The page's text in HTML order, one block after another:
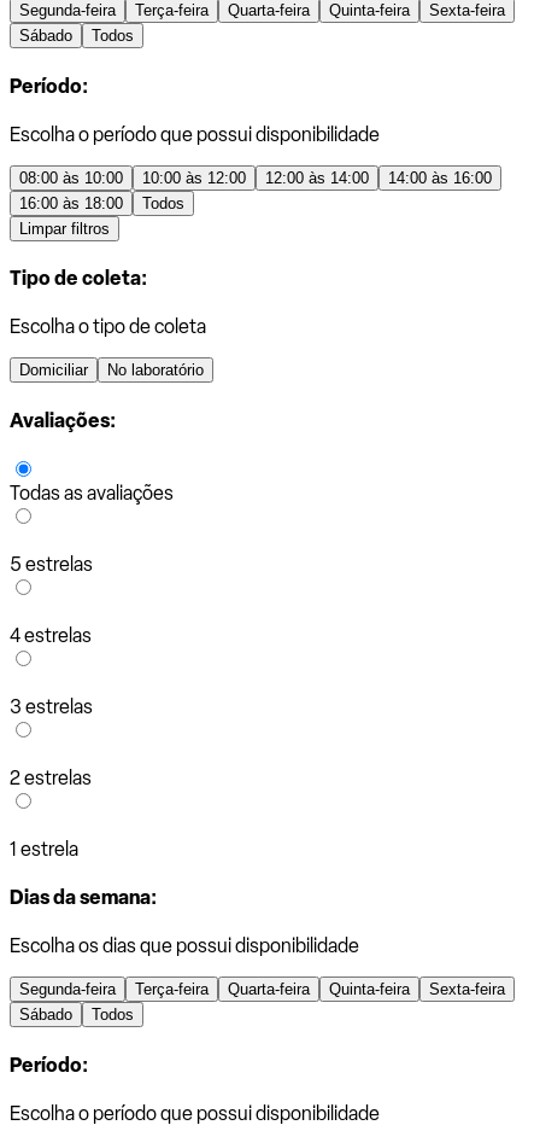
Segunda-feira Terça-feira Quarta-feira Quinta-feira
Sexta-feira
Sábado
Todos
Período:
Escolha o período que possui disponibilidade
08:00 às 10:00 10:00 às 12:00 12:00 às 14:00
14:00 às 16:00
16:00 às 18:00
Todos
Limpar filtros
Tipo de coleta:
Escolha o tipo de coleta
Domiciliar No laboratório
Avaliações:
Todas as avaliações
5 estrelas
4 estrelas
3 estrelas
2 estrelas
1 estrela
Dias da semana:
Escolha os dias que possui disponibilidade
Segunda-feira Terça-feira Quarta-feira Quinta-feira
Sexta-feira
Sábado
Todos
Período:
Escolha o período que possui disponibilidade